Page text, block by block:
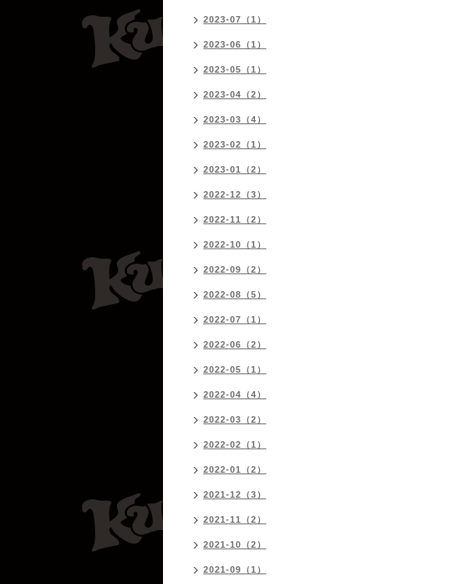
2023-07（1）
2023-06（1）
2023-05（1）
2023-04（2）
2023-03（4）
2023-02（1）
2023-01（2）
2022-12（3）
2022-11（2）
2022-10（1）
2022-09（2）
2022-08（5）
2022-07（1）
2022-06（2）
2022-05（1）
2022-04（4）
2022-03（2）
2022-02（1）
2022-01（2）
2021-12（3）
2021-11（2）
2021-10（2）
2021-09（1）